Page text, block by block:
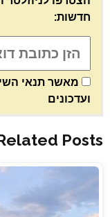
חדשות:
מאשר תנאי
ועדכונים
Posts: